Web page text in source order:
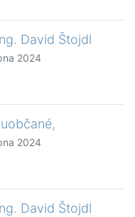
David Štojdl
2024
2024
David Štojdl